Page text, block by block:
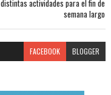
distintas actividades para el fin de
semana largo
FACEBOOK BLOGGER